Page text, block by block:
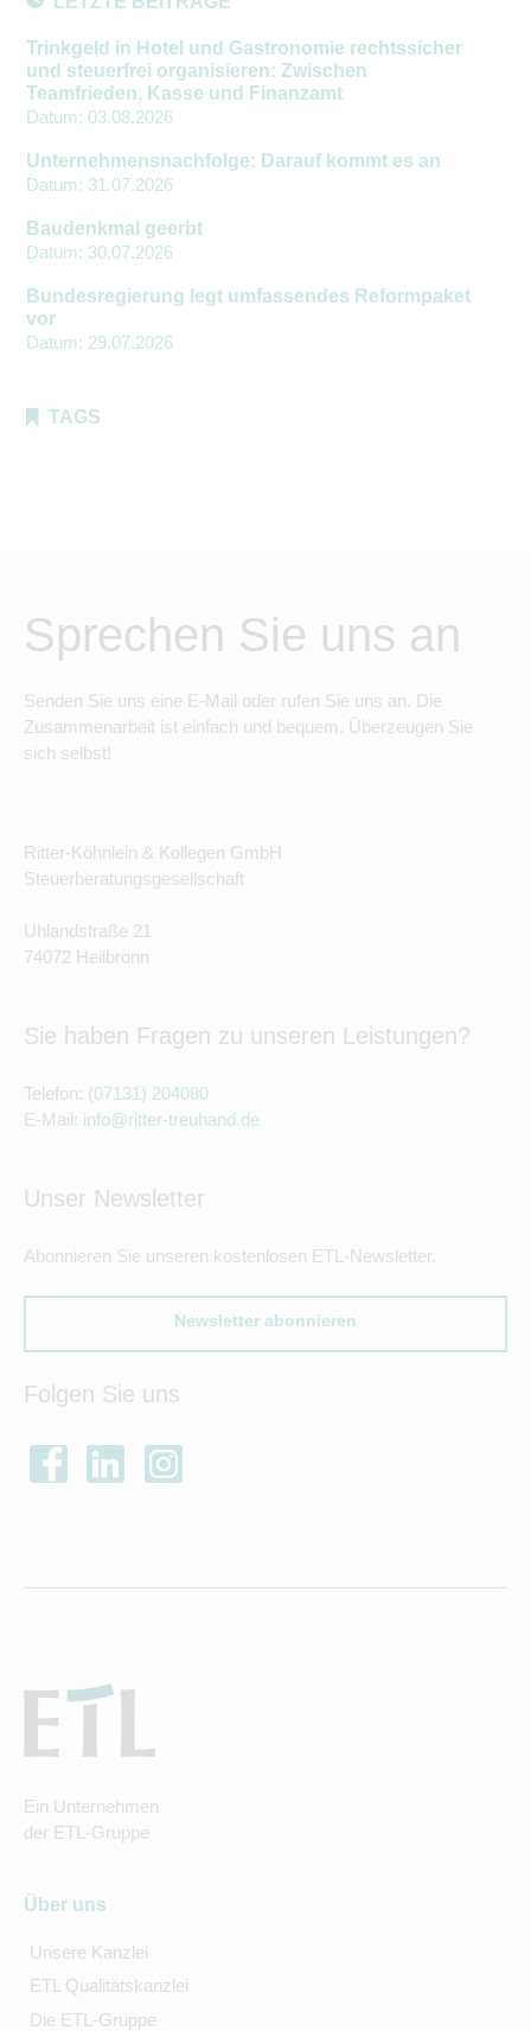
Trinkgeld in Hotel und Gastronomie rechtssicher
und steuerfrei organisieren: Zwischen
Teamfrieden, Kasse und Finanzamt
Datum: 03.08.2026
Unternehmensnachfolge: Darauf kommt es an
Datum: 31.07.2026
Baudenkmal geerbt
Datum: 30.07.2026
Bundesregierung legt umfassendes Reformpaket
vor
Datum: 29.07.2026
TAGS
Sprechen Sie uns an
Senden Sie uns eine E-Mail oder rufen Sie uns an. Die
Zusammenarbeit ist einfach und bequem. Überzeugen Sie
sich selbst!
Ritter-Köhnlein & Kollegen GmbH
Steuerberatungsgesellschaft
Uhlandstraße 21
74072 Heilbronn
Sie haben Fragen zu unseren Leistungen?
Telefon: (07131) 204080
E-Mail: info@ritter-treuhand.de
Unser Newsletter
Abonnieren Sie unseren kostenlosen ETL-Newsletter.
Newsletter abonnieren
Folgen Sie uns
Ein Unternehmen
der ETL-Gruppe
Über uns
Unsere Kanzlei
ETL Qualitätskanzlei
Die ETL-Gruppe